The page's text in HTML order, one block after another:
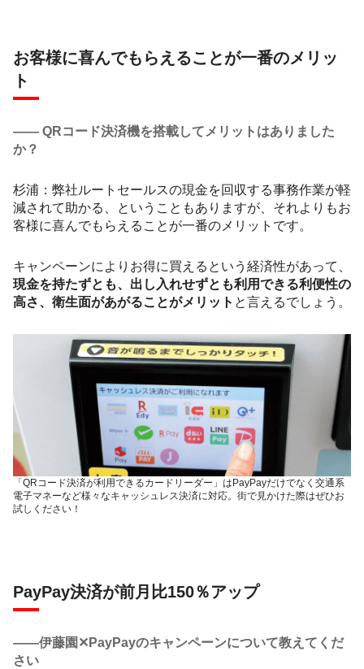
お客様に喜んでもらえることが一番のメリッ
ト
―― QRコード決済機を搭載してメリットはありました
か？
杉浦：弊社ルートセールスの現金を回収する事務作業が軽
減されて助かる、ということもありますが、それよりもお
客様に喜んでもらえることが一番のメリットです。
キャンペーンによりお得に買えるという経済性があって、
現金を持たずとも、出し入れせずとも利用できる利便性の
高さ、衛生面があがることがメリット と言えるでしょう。
「QRコード決済が利用できるカードリーダー」はPayPayだけでなく交通系
電子マネーなど様々なキャッシュレス決済に対応。街で見かけた際はぜひお
試しください！
PayPay決済が前月比150％アップ
――伊藤園✕PayPayのキャンペーンについて教えてくだ
さい